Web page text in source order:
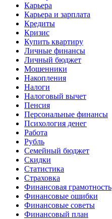
Карьера
Карьера и зарплата
Кредиты
Кризис
Купить квартиру
Личные финансы
Личный бюджет
Мошенники
Накопления
Налоги
Налоговый вычет
Пенсия
Персональные финансы
Психология денег
Работа
Рубль
Семейный бюджет
Скидки
Статистика
Страховка
Финансовая грамотность
Финансовые ошибки
Финансовые советы
Финансовый план